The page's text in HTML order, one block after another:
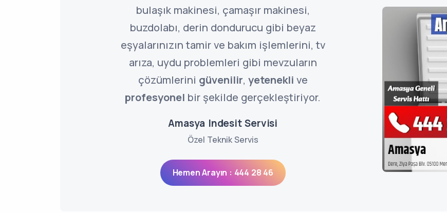
bulaşık makinesi, çamaşır makinesi,
buzdolabı, derin dondurucu gibi beyaz
eşyalarınızın tamir ve bakım işlemlerini, tv
arıza, uydu problemleri gibi mevzuların
çözümlerini güvenilir, yetenekli ve
profesyonel bir şekilde gerçekleştiriyor.
Amasya Indesit Servisi
Özel Teknik Servis
Hemen Arayın : 444 28 46